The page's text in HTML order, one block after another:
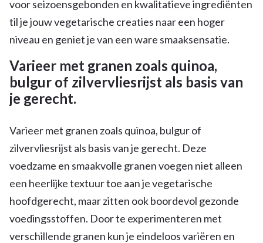
voor seizoensgebonden en kwalitatieve ingrediënten
til je jouw vegetarische creaties naar een hoger
niveau en geniet je van een ware smaaksensatie.
Varieer met granen zoals quinoa,
bulgur of zilvervliesrijst als basis van
je gerecht.
Varieer met granen zoals quinoa, bulgur of
zilvervliesrijst als basis van je gerecht. Deze
voedzame en smaakvolle granen voegen niet alleen
een heerlijke textuur toe aan je vegetarische
hoofdgerecht, maar zitten ook boordevol gezonde
voedingsstoffen. Door te experimenteren met
verschillende granen kun je eindeloos variëren en